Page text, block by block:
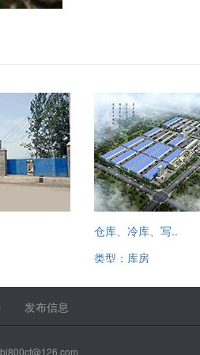
仓库、冷库、写..
类型：库房
13520221780
发布信息